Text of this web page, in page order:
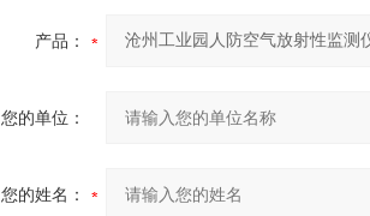
产品：
您的单位：
您的姓名：